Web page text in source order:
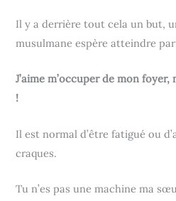
Il y a derrière tout cela un but,
musulmane espère atteindre par
J’aime m’occuper de mon
!
Il est normal d’être fatigué ou
craques.
Tu n’es pas une machine ma